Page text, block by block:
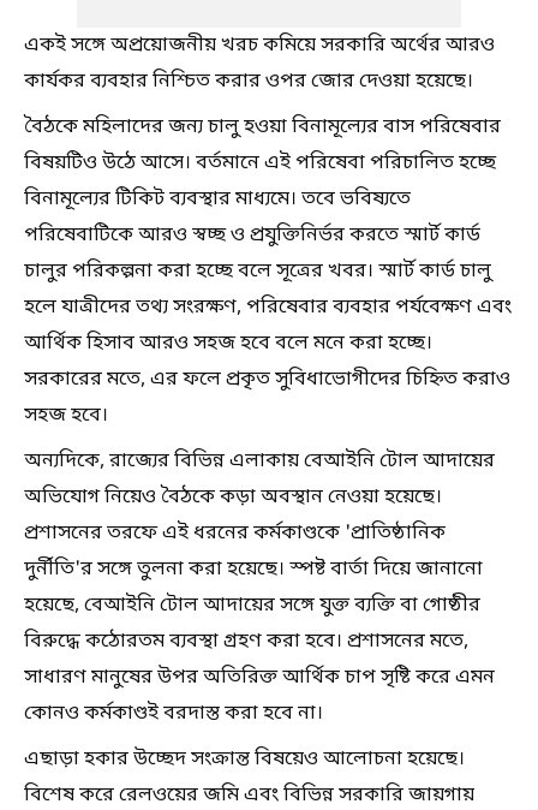
একই সঙ্গে অপ্রয়োজনীয় খরচ কমিয়ে সরকারি অর্থের আরও
কার্যকর ব্যবহার নিশ্চিত করার ওপর জোর দেওয়া হয়েছে।
বৈঠকে মহিলাদের জন্য চালু হওয়া বিনামূল্যের বাস পরিষেবার
বিষয়টিও উঠে আসে। বর্তমানে এই পরিষেবা পরিচালিত হচ্ছে
বিনামূল্যের টিকিট ব্যবস্থার মাধ্যমে। তবে ভবিষ্যতে
পরিষেবাটিকে আরও স্বচ্ছ ও প্রযুক্তিনির্ভর করতে স্মার্ট কার্ড
চালুর পরিকল্পনা করা হচ্ছে বলে সূত্রের খবর। স্মার্ট কার্ড চালু
হলে যাত্রীদের তথ্য সংরক্ষণ, পরিষেবার ব্যবহার পর্যবেক্ষণ এবং
আর্থিক হিসাব আরও সহজ হবে বলে মনে করা হচ্ছে।
সরকারের মতে, এর ফলে প্রকৃত সুবিধাভোগীদের চিহ্নিত করাও
সহজ হবে।
অন্যদিকে, রাজ্যের বিভিন্ন এলাকায় বেআইনি টোল আদায়ের
অভিযোগ নিয়েও বৈঠকে কড়া অবস্থান নেওয়া হয়েছে।
প্রশাসনের তরফে এই ধরনের কর্মকাণ্ডকে 'প্রাতিষ্ঠানিক
দুর্নীতি'র সঙ্গে তুলনা করা হয়েছে। স্পষ্ট বার্তা দিয়ে জানানো
হয়েছে, বেআইনি টোল আদায়ের সঙ্গে যুক্ত ব্যক্তি বা গোষ্ঠীর
বিরুদ্ধে কঠোরতম ব্যবস্থা গ্রহণ করা হবে। প্রশাসনের মতে,
সাধারণ মানুষের উপর অতিরিক্ত আর্থিক চাপ সৃষ্টি করে এমন
কোনও কর্মকাণ্ডই বরদাস্ত করা হবে না।
এছাড়া হকার উচ্ছেদ সংক্রান্ত বিষয়েও আলোচনা হয়েছে।
বিশেষ করে রেলওয়ের জমি এবং বিভিন্ন সরকারি জায়গায়